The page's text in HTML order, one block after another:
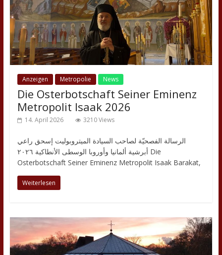
Anzeigen Metropolie News
Die Osterbotschaft Seiner Eminenz
Metropolit Isaak 2026
14. April 2026 3210 Views
الرسالة الفصحيّة لصاحب السيادة الميتروبوليت إسحق راعي
أبرشية ألمانيا وأوروبا الوسطى الأنطاكية ٢٠٢٦ Die
Osterbotschaft Seiner Eminenz Metropolit Isaak Barakat,
Weiterlesen